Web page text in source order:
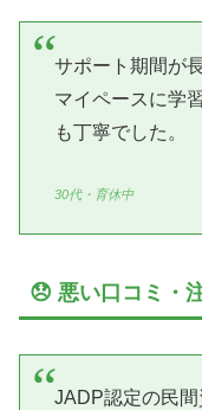
サポート期間が
マイペースに学
も丁寧でした。
30代・育休中
😞 悪い口コミ・
JADP認定の民